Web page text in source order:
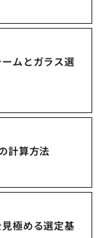
ムとガラス選
計算方法
極める選定基